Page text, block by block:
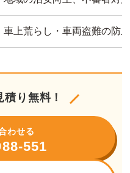
車上荒らし・車両盗難の防
り無料！
わせる
551